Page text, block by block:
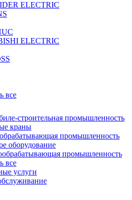
ELECTRIC
ELECTRIC
все
строительная промышленность
краны
промышленность
оборудование
промышленность
все
услуги